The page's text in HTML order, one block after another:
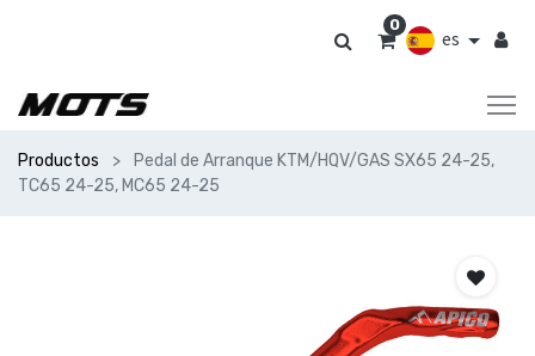
es
0
Productos
Pedal de Arranque KTM/HQV/GAS SX65 24-25,
TC65 24-25, MC65 24-25